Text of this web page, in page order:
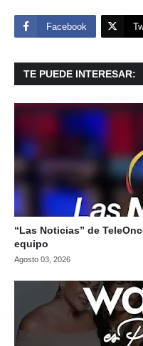
Facebook
TE PUEDE INTERESAR:
“Las Noticias” de
equipo
Agosto 03, 2026